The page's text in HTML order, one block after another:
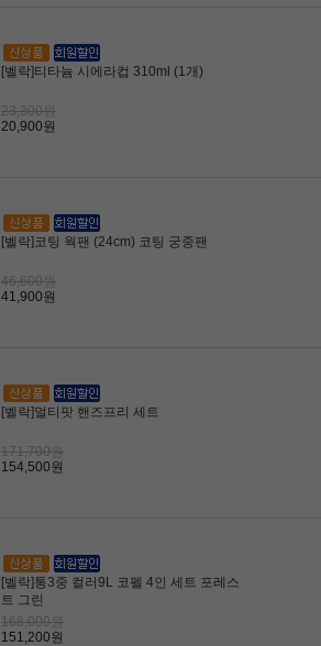
[벨락]티타늄 시에라컵 310ml (1개)
23,300원
20,900원
[벨락]코팅 웍팬 (24cm) 코팅 궁중팬
46,600원
41,900원
[벨락]멀티팟 핸즈프리 세트
171,700원
154,500원
[벨락]통3중 컬러9L 코펠 4인 세트 포레스
트 그린
168,000원
151,200원